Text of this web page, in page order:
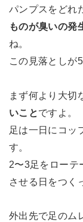
パンプスをどれ
ものが臭いの発
ね。
この見落としが
まず何より大切
いことですよ。
足は一日にコッ
す。
2〜3足をローテ
させる日をつく
外出先で足のム